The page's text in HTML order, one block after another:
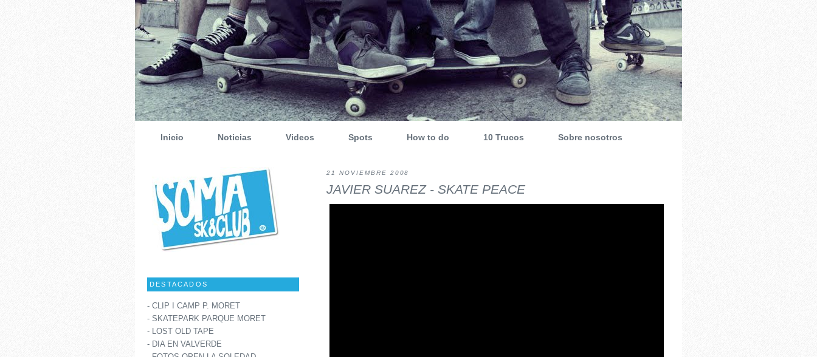
Inicio Noticias Videos Spots How to do 10 Trucos Sobre nosotros
21 NOVIEMBRE 2008
JAVIER SUAREZ - SKATE PEACE
DESTACADOS
- CLIP I CAMP P. MORET
- SKATEPARK PARQUE MORET
- LOST OLD TAPE
- DIA EN VALVERDE